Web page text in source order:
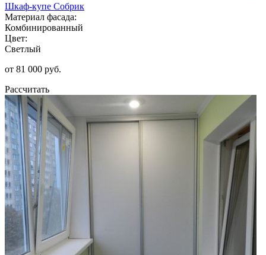
Шкаф-купе Собрик
Материал фасада:
Комбинированный
Цвет:
Светлый
от 81 000 руб.
Рассчитать